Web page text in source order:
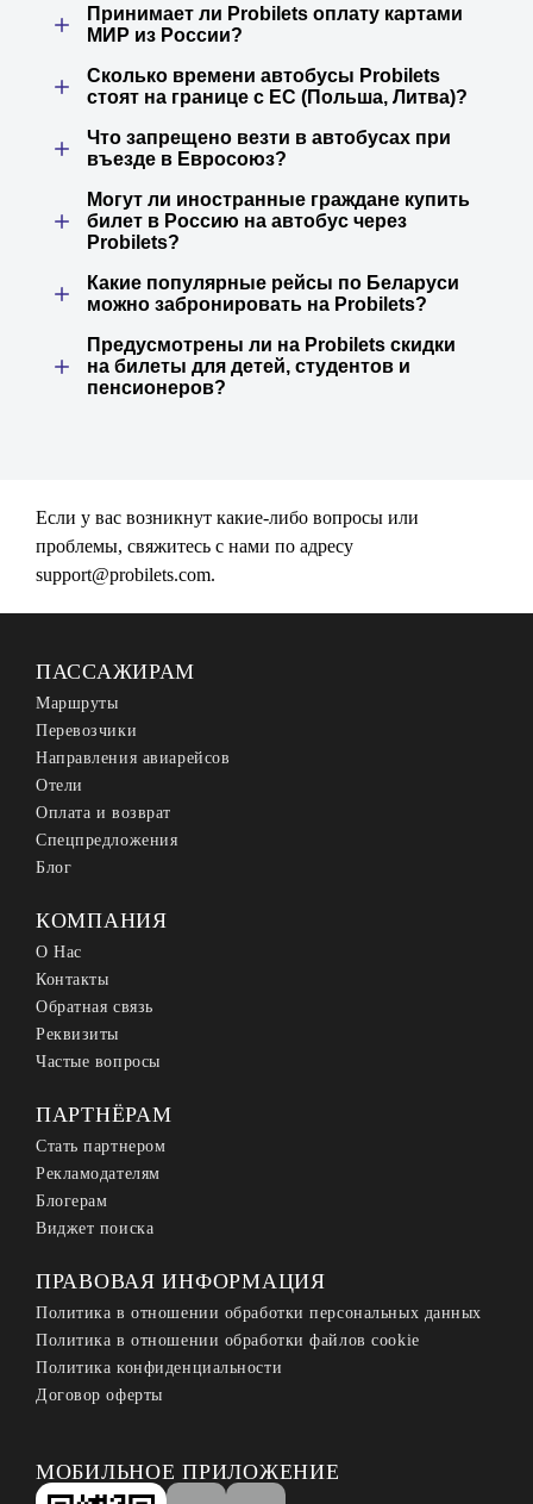
Принимает ли Probilets оплату картами
МИР из России?
Сколько времени автобусы Probilets
стоят на границе с ЕС (Польша, Литва)?
Что запрещено везти в автобусах при
въезде в Евросоюз?
Могут ли иностранные граждане купить
билет в Россию на автобус через
Probilets?
Какие популярные рейсы по Беларуси
можно забронировать на Probilets?
Предусмотрены ли на Probilets скидки
на билеты для детей, студентов и
пенсионеров?
Если у вас возникнут какие-либо вопросы или
проблемы, свяжитесь с нами по адресу
support@probilets.com.
ПАССАЖИРАМ
Маршруты
Перевозчики
Направления авиарейсов
Отели
Оплата и возврат
Спецпредложения
Блог
КОМПАНИЯ
О Нас
Контакты
Обратная связь
Реквизиты
Частые вопросы
ПАРТНЁРАМ
Стать партнером
Рекламодателям
Блогерам
Виджет поиска
ПРАВОВАЯ ИНФОРМАЦИЯ
Политика в отношении обработки персональных данных
Политика в отношении обработки файлов cookie
Политика конфиденциальности
Договор оферты
МОБИЛЬНОЕ ПРИЛОЖЕНИЕ